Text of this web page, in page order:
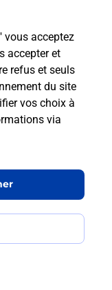
vous acceptez
accepter et
refus et seuls
du site
vos choix à
via
du-Rhône